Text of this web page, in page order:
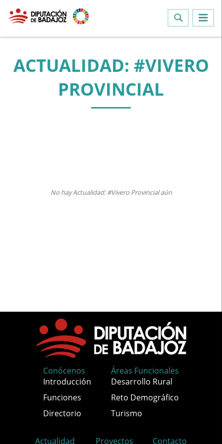
ACTUALIDAD: #VIVERO
PROVINCIAL
No hay Actualidad: #Vivero Provincial aún
Conócenos
Introducción
Funciones
Directorio
Áreas Funcionales
Desarrollo Rural
Reto Demográfico
Turismo
Actualidad Proyectos Contacto